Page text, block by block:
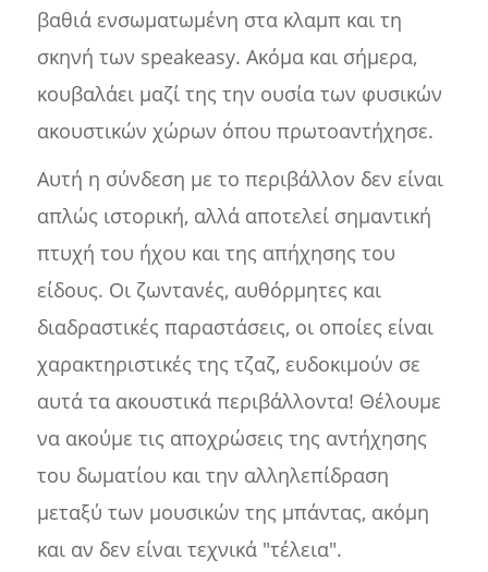
βαθιά ενσωματωμένη στα κλαμπ και τη
σκηνή των speakeasy. Ακόμα και σήμερα,
κουβαλάει μαζί της την ουσία των φυσικών
ακουστικών χώρων όπου πρωτοαντήχησε.
Αυτή η σύνδεση με το περιβάλλον δεν είναι
απλώς ιστορική, αλλά αποτελεί σημαντική
πτυχή του ήχου και της απήχησης του
είδους. Οι ζωντανές, αυθόρμητες και
διαδραστικές παραστάσεις, οι οποίες είναι
χαρακτηριστικές της τζαζ, ευδοκιμούν σε
αυτά τα ακουστικά περιβάλλοντα! Θέλουμε
να ακούμε τις αποχρώσεις της αντήχησης
του δωματίου και την αλληλεπίδραση
μεταξύ των μουσικών της μπάντας, ακόμη
και αν δεν είναι τεχνικά "τέλεια".